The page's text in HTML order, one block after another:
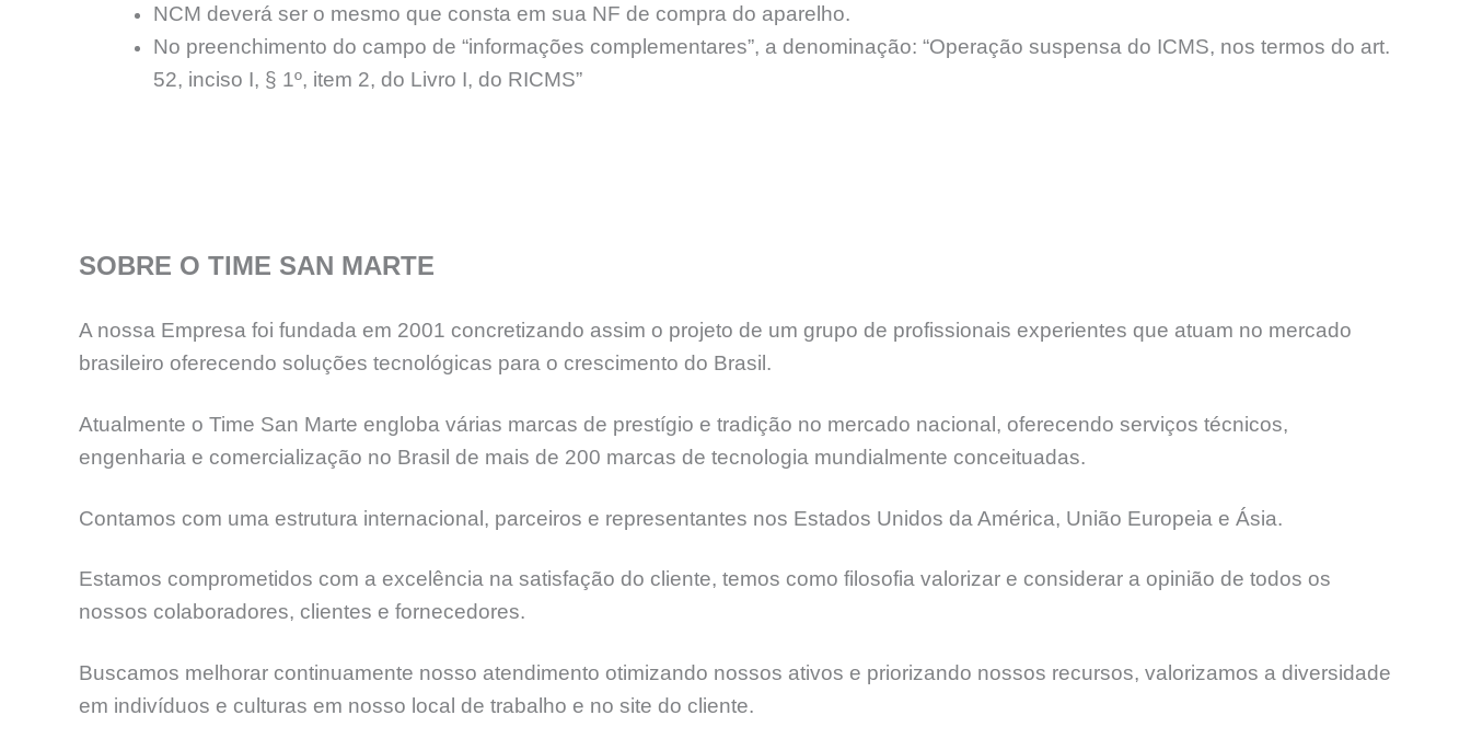
NCM deverá ser o mesmo que consta em sua NF de compra do aparelho.
No preenchimento do campo de “informações complementares”, a denominação: “Operação suspensa do ICMS, nos termos do art.
52, inciso I, § 1º, item 2, do Livro I, do RICMS”
SOBRE O TIME SAN MARTE
A nossa Empresa foi fundada em 2001 concretizando assim o projeto de um grupo de profissionais experientes que atuam no mercado
brasileiro oferecendo soluções tecnológicas para o crescimento do Brasil.
Atualmente o Time San Marte engloba várias marcas de prestígio e tradição no mercado nacional, oferecendo serviços técnicos,
engenharia e comercialização no Brasil de mais de 200 marcas de tecnologia mundialmente conceituadas.
Contamos com uma estrutura internacional, parceiros e representantes nos Estados Unidos da América, União Europeia e Ásia.
Estamos comprometidos com a excelência na satisfação do cliente, temos como filosofia valorizar e considerar a opinião de todos os
nossos colaboradores, clientes e fornecedores.
Buscamos melhorar continuamente nosso atendimento otimizando nossos ativos e priorizando nossos recursos, valorizamos a diversidade
em indivíduos e culturas em nosso local de trabalho e no site do cliente.